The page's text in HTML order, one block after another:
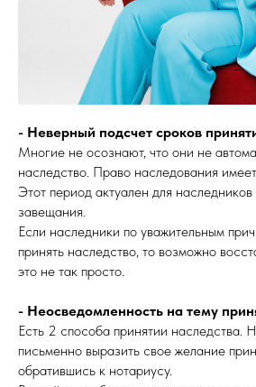
- Неверный подсчет сроков
Многие не осознают, что они не
наследство. Право наследования
Этот период актуален для
завещания.
Если наследники по уважительным
принять наследство, то возможно
это не так просто.
- Неосведомленность на тему
Есть 2 способа принятии наследства.
письменно выразить свое желание
обратившись к нотариусу.